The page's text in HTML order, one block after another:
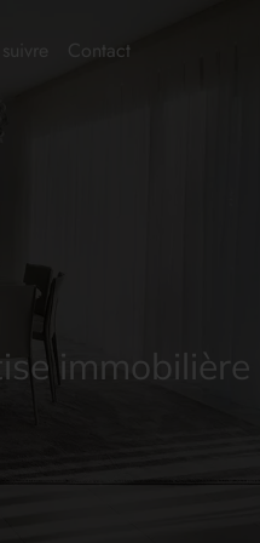
Contact
immobilière
immobilière